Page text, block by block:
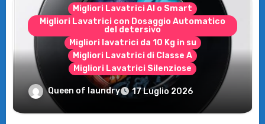
Migliori Lavatrici AI o Smart
Migliori Lavatrici con Dosaggio Automatico
del detersivo
Migliori lavatrici da 10 Kg in su
Migliori Lavatrici di Classe A
Migliori Lavatrici Silenziose
Recensione Samsung Bespoke AI
WW11DB7B94GE/U3: la lavatrice
intelligente che fa risparmiare
Queen of laundry 17 Luglio 2026